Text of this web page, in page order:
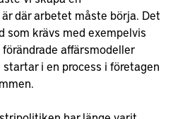
där arbetet måste börja. Det
som krävs med exempelvis
affärsmodeller
i en process i företagen